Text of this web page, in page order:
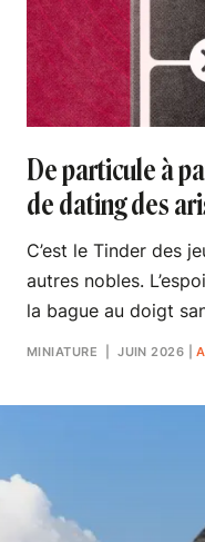
De particule à
de dating des
C’est le Tinder des
autres nobles.
la bague au doigt
MINIATURE | JUIN 2026 |